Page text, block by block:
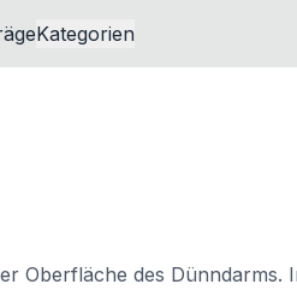
Kategorien
Oberfläche des Dünndarms.